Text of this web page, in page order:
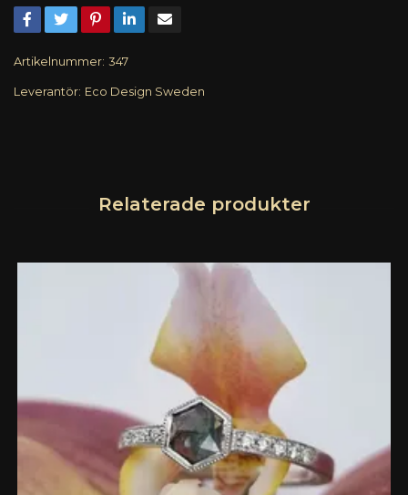
Artikelnummer: 347
Leverantör: Eco Design Sweden